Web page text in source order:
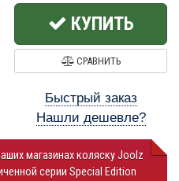
КУПИТЬ
СРАВНИТЬ
Быстрый заказ
Нашли дешевле?
магазинах коляску Joolz
серии Special Edition